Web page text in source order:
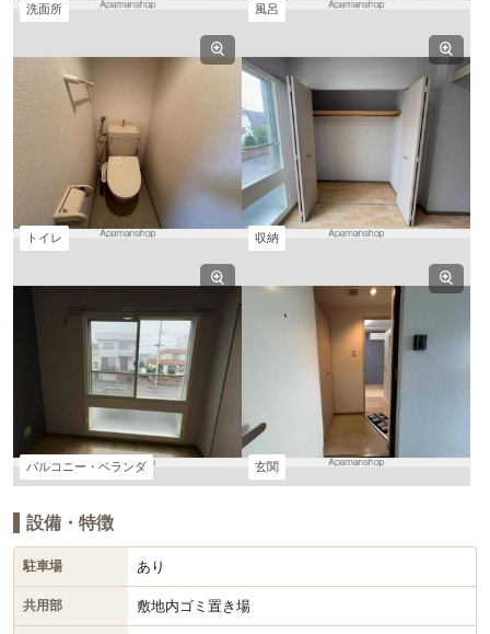
洗面所 風呂
トイレ 収納
バルコニー・ベランダ 玄関
設備・特徴
駐車場 あり
共用部 敷地内ゴミ置き場